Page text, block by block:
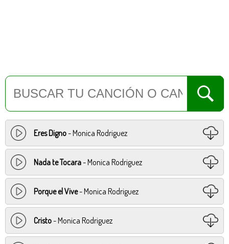
Eres Digno- Monica Rodriguez
Nada te Tocara- Monica Rodriguez
Porque el Vive- Monica Rodriguez
Cristo- Monica Rodriguez